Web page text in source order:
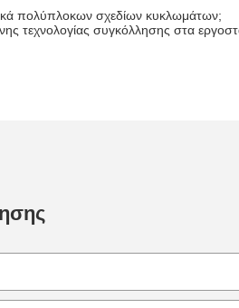
πολύπλοκων σχεδίων κυκλωμάτων;
τεχνολογίας συγκόλλησης στα